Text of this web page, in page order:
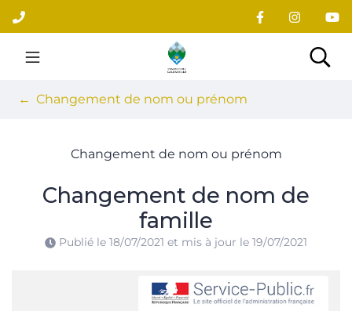
Aller
au
contenu
Site officiel du village
Changement de nom ou prénom
Changement de nom ou prénom
Changement de nom de
famille
Publié le 18/07/2021 et mis à jour le 19/07/2021